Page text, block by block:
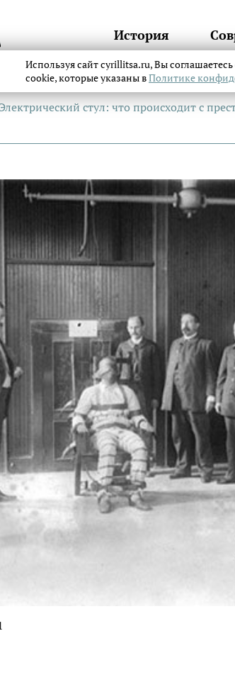
История
Электрический стул: что происходит с
Используя сайт cyrillitsa.ru, Вы
cookie, которые указаны вПолитике